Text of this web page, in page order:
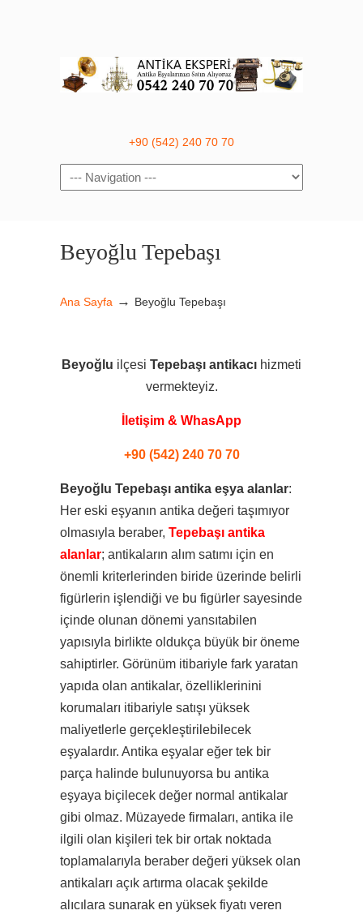
+90 (542) 240 70 70
Navigation
Beyoğlu Tepebaşı
Ana Sayfa → Beyoğlu Tepebaşı
Beyoğlu ilçesi Tepebaşı antikacı hizmeti
vermekteyiz.
İletişim & WhasApp
+90 (542) 240 70 70
Beyoğlu Tepebaşı antika eşya alanlar:
Her eski eşyanın antika değeri taşımıyor
olmasıyla beraber, Tepebaşı antika
alanlar; antikaların alım satımı için en
önemli kriterlerinden biride üzerinde belirli
figürlerin işlendiği ve bu figürler sayesinde
içinde olunan dönemi yansıtabilen
yapısıyla birlikte oldukça büyük bir öneme
sahiptirler. Görünüm itibariyle fark yaratan
yapıda olan antikalar, özelliklerinini
korumaları itibariyle satışı yüksek
maliyetlerle gerçekleştirilebilecek
eşyalardır. Antika eşyalar eğer tek bir
parça halinde bulunuyorsa bu antika
eşyaya biçilecek değer normal antikalar
gibi olmaz. Müzayede firmaları, antika ile
ilgili olan kişileri tek bir ortak noktada
toplamalarıyla beraber değeri yüksek olan
antikaları açık artırma olacak şekilde
alıcılara sunarak en yüksek fiyatı veren